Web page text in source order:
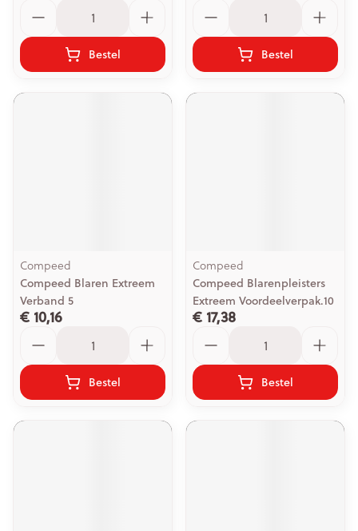
Bestel Bestel
Compeed
Compeed Blaren Extreem
Verband 5
€ 10,16
Bestel
Compeed
Compeed Blarenpleisters
Extreem Voordeelverpak.10
€ 17,38
Bestel